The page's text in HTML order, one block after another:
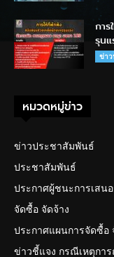
กา
รุน
ข่าว
หมวดหมู่ข่าว
ข่าวประชาสัมพันธ์
ประชาสัมพันธ์
ประกาศผู้ชนะการเสน
จัดซื้อ จัดจ้าง
ประกาศแผนการจัดซื้อ
ข่าวชี้แจง กรณีเหตุกา